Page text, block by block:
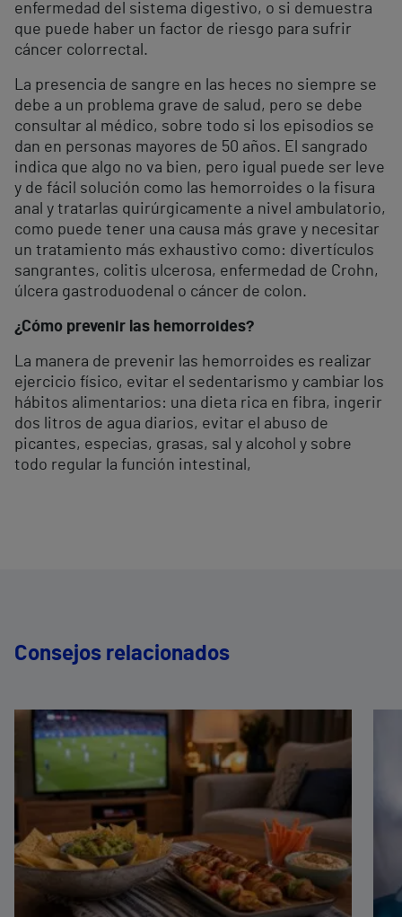
enfermedad del sistema digestivo, o si demuestra
que puede haber un factor de riesgo para sufrir
cáncer colorrectal.
La presencia de sangre en las heces no siempre se
debe a un problema grave de salud, pero se debe
consultar al médico, sobre todo si los episodios se
dan en personas mayores de 50 años. El sangrado
indica que algo no va bien, pero igual puede ser leve
y de fácil solución como las hemorroides o la fisura
anal y tratarlas quirúrgicamente a nivel ambulatorio,
como puede tener una causa más grave y necesitar
un tratamiento más exhaustivo como: divertículos
sangrantes, colitis ulcerosa, enfermedad de Crohn,
úlcera gastroduodenal o cáncer de colon.
¿Cómo prevenir las hemorroides?
La manera de prevenir las hemorroides es realizar
ejercicio físico, evitar el sedentarismo y cambiar los
hábitos alimentarios: una dieta rica en fibra, ingerir
dos litros de agua diarios, evitar el abuso de
picantes, especias, grasas, sal y alcohol y sobre
todo regular la función intestinal,
Consejos relacionados